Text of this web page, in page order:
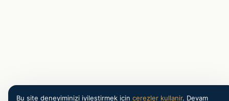
Bu site deneyiminizi iyilestirmek icin cerezler kullanir. Devam